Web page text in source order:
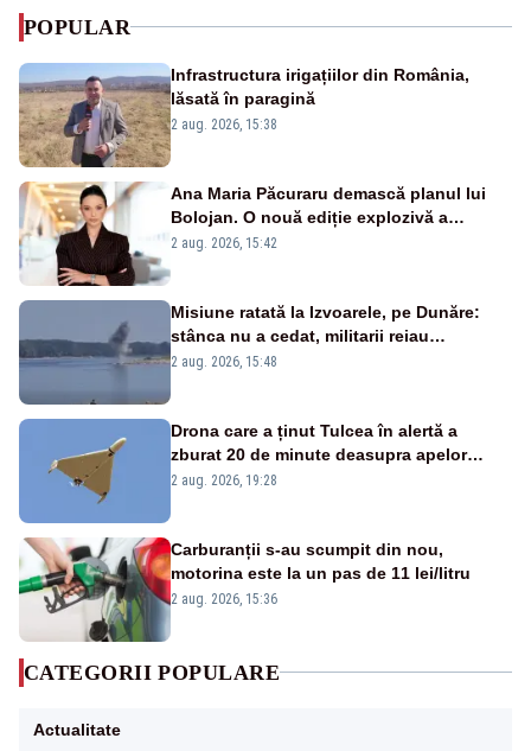
POPULAR
Infrastructura irigațiilor din România,
lăsată în paragină
2 aug. 2026, 15:38
Ana Maria Păcuraru demască planul lui
Bolojan. O nouă ediție explozivă a
emisiunii „Miza Zilei” la Realitatea PLUS
2 aug. 2026, 15:42
Misiune ratată la Izvoarele, pe Dunăre:
stânca nu a cedat, militarii reiau
detonările luni – VIDEO
2 aug. 2026, 15:48
Drona care a ținut Tulcea în alertă a
zburat 20 de minute deasupra apelor
României. Au fost ridicate două F-16
2 aug. 2026, 19:28
Carburanții s-au scumpit din nou,
motorina este la un pas de 11 lei/litru
2 aug. 2026, 15:36
CATEGORII POPULARE
Actualitate